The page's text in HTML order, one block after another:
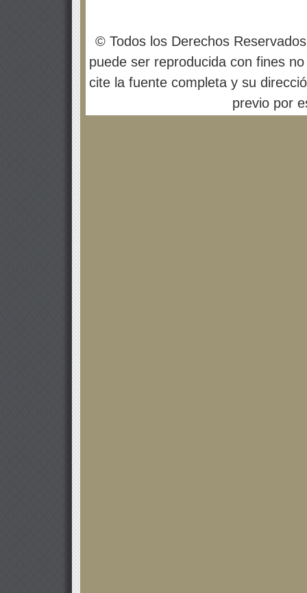
© Todos los Derechos
puede ser reproducida con fines
cite la fuente completa y su
previo por